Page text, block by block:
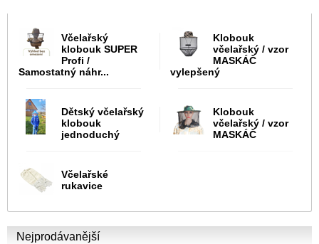
Včelařský
klobouk SUPER
Profi /
Samostatný náhr...
Klobouk
včelařský / vzor
MASKÁČ
vylepšený
Dětský včelařský
klobouk
jednoduchý
Klobouk
včelařský / vzor
MASKÁČ
Včelařské
rukavice
Nejprodávanější